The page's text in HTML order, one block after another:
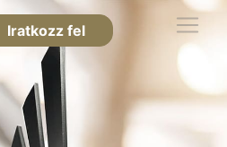
Iratkozz fel